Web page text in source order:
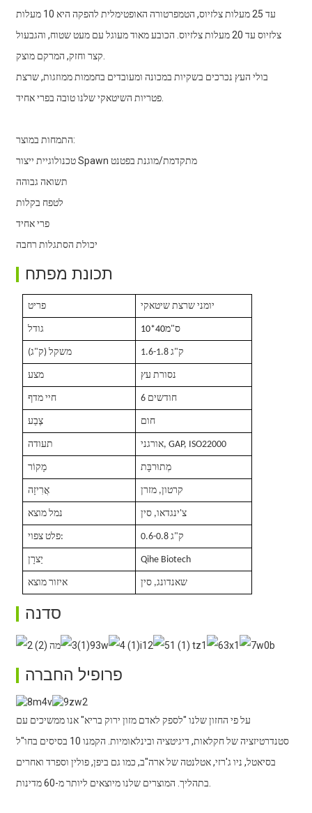
עד 25 מעלות צלזיוס, הטמפרטורה האופטימלית להפקה היא 10 מעלות
צלזיוס עד 20 מעלות צלזיוס. הכובע מאוד מעוגל עם מעט שטוח, והגבעול
קצר וחזק, המרקם מוצק.
בולי העץ נכרכים בשקיות במכונה ומעובדים בחממות ממוזגות, שרצת
פטריות השיטאקי שלנו טובה בפרי אחיד.
התמחות במוצר:
טכנולוגיית ייצור Spawn מתקדמת/מוגנת בפטנט
תשואה גבוהה
לטפח בקלות
פרי אחיד
יכולת הסתגלות רחבה
תכונת מפתח
פריט יומני שרצת שיטאקי
גודל 10*40ס"מ
משקל (ק"ג) 1.6-1.8 ק"ג
מצע נסורת עץ
חיי מדף 6 חודשים
צֶבַע חום
תעודה אורגני, GAP, ISO22000
מָקוֹר מְתוּרבָּת
אֲרִיזָה קרטון, מזרן
נמל מוצא צ'ינגדאו, סין
פלט צפוי: 0.6-0.8 ק"ג
יַצרָן Qihe Biotech
איזור מוצא שאנדונג, סין
סדנה
פרופיל החברה
על פי החזון שלנו "לספק לאדם מזון ירוק בריא" אנו ממשיכים עם
סטנדרטיזציה של חקלאות, דיגיטציה ובינלאומיות. הקמנו 10 בסיסים בחו"ל
בסיאטל, ניו ג'רזי, אטלנטה של ​​ארה"ב, כמו גם ביפן, פולין וספרד ואחרים
בתהליך. המוצרים שלנו מיוצאים ליותר מ-60 מדינות.
3. יכולת ייצור חזקה